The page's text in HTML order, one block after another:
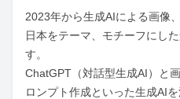
2023年から生成AIによる画像
日本をテーマ、モチーフにし
す。
ChatGPT（対話型生成AI）と
ロンプト作成といった生成AI